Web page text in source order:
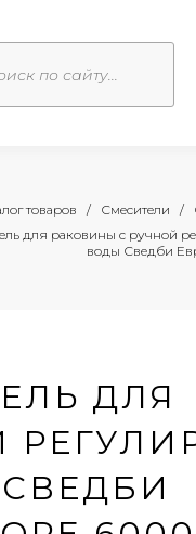
товаров Смесители
для раковины с ручной
воды Сведби
ДЛЯ